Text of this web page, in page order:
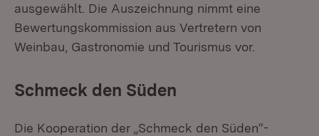
ausgewählt. Die Auszeichnung nimmt eine
Bewertungskommission aus Vertretern von
Weinbau, Gastronomie und Tourismus vor.
Schmeck den Süden
Die Kooperation der „Schmeck den Süden“-